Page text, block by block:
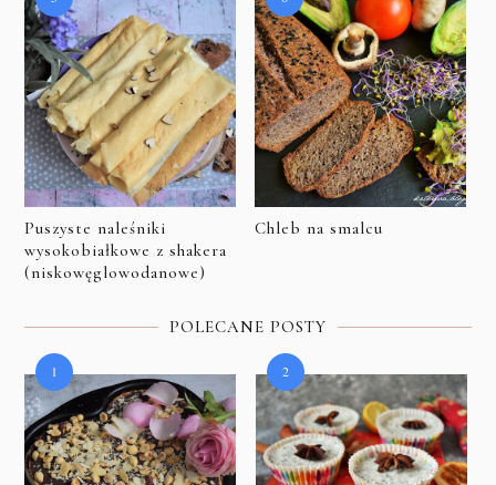
Puszyste naleśniki
wysokobiałkowe z shakera
(niskowęglowodanowe)
Chleb na smalcu
POLECANE POSTY